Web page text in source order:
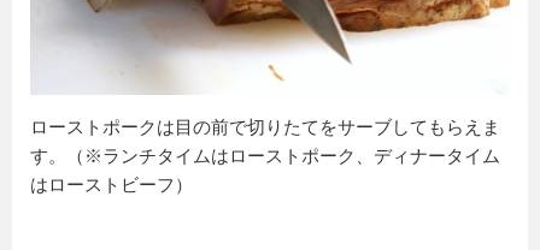
ローストポークは目の前で切りたてをサーブしてもらえま
す。（※ランチタイムはローストポーク、ディナータイム
はローストビーフ）